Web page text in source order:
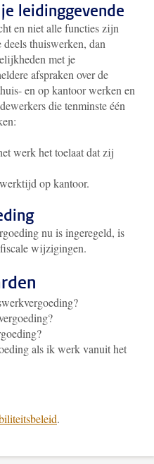
leidinggevende
en niet alle functies zijn
thuiswerken, dan
met je
afspraken over de
en op kantoor werken en
die tenminste één
werk het toelaat dat zij
op kantoor.
nu is ingeregeld, is
wijzigingen.
als ik werk vanuit het
.